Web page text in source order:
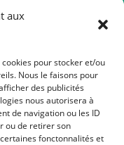
aux
pour stocker et/ou
Nous le faisons pour
des publicités
nous autorisera à
de navigation ou les ID
ou de retirer son
fonctonnalités et